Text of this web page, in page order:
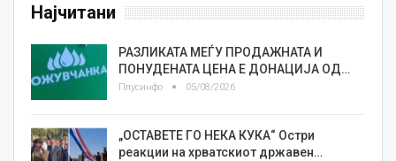
Најчитани
РАЗЛИКАТА МЕЃУ ПРОДАЖНАТА И
ПОНУДЕНАТА ЦЕНА Е ДОНАЦИЈА ОД…
Плусинфо 05/08/2026
„ОСТАВЕТЕ ГО НЕКА КУКА“ Остри
реакции на хрватскиот државен…